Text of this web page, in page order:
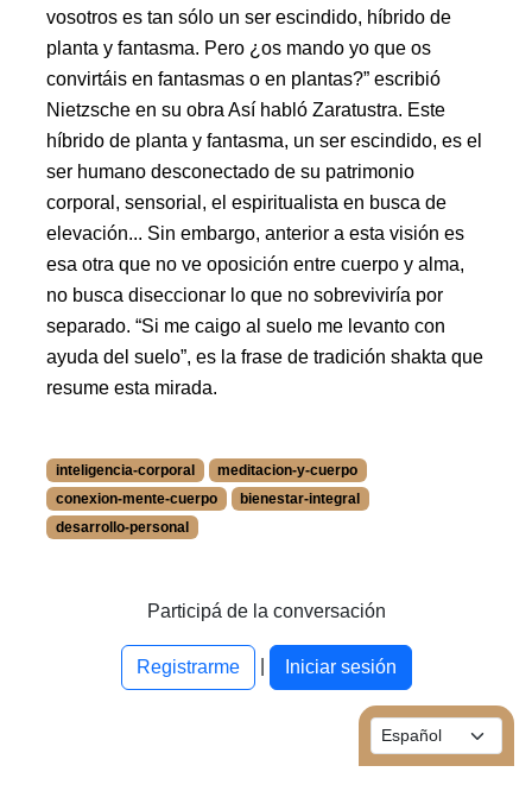
vosotros es tan sólo un ser escindido, híbrido de
planta y fantasma. Pero ¿os mando yo que os
convirtáis en fantasmas o en plantas?” escribió
Nietzsche en su obra Así habló Zaratustra. Este
híbrido de planta y fantasma, un ser escindido, es el
ser humano desconectado de su patrimonio
corporal, sensorial, el espiritualista en busca de
elevación... Sin embargo, anterior a esta visión es
esa otra que no ve oposición entre cuerpo y alma,
no busca diseccionar lo que no sobreviviría por
separado. “Si me caigo al suelo me levanto con
ayuda del suelo”, es la frase de tradición shakta que
resume esta mirada.
inteligencia-corporal
meditacion-y-cuerpo
conexion-mente-cuerpo
bienestar-integral
desarrollo-personal
More information about conexion-mente-cuerpo at /blog/
More information about desarrollo-personal at /blog/es/
Participá de la conversación
Registrarme Iniciar sesión